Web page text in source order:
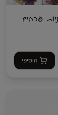
פרחים
הוסיפי